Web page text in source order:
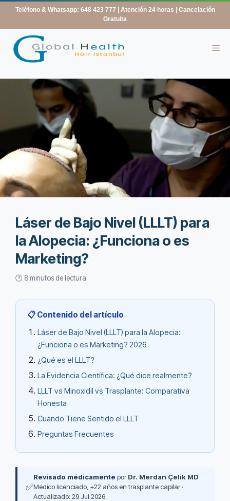
contenido
Teléfono & Whatsapp: 648 423 777
| Atención 24 horas | Cancelación
Gratuita
Láser de Bajo Nivel (LLLT) para
la Alopecia: ¿Funciona o es
Marketing?
🕐 8 minutos de lectura
📋 Contenido del artículo
Láser de Bajo Nivel (LLLT) para la Alopecia:
¿Funciona o es Marketing? 2026
¿Qué es el LLLT?
La Evidencia Científica: ¿Qué dice realmente?
LLLT vs Minoxidil vs Trasplante: Comparativa
Honesta
Cuándo Tiene Sentido el LLLT
Preguntas Frecuentes
✅
Revisado médicamente porDr. Merdan Çelik MD ·
Médico licenciado, +22 años en trasplante capilar ·
Actualizado: 29 Jul 2026